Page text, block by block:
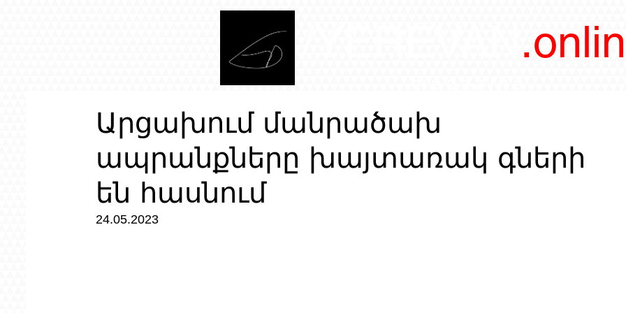
Արցախում մանրածախ
ապրանքները խայտառակ գների
են հասնում
24.05.2023